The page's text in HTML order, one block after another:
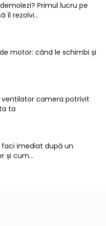
Primul lucru pe
îl rezolvi...
motor: când le schimbi și
camera potrivit
ta
imediat după un
și cum...